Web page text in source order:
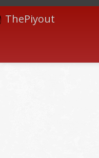
ThePiyout